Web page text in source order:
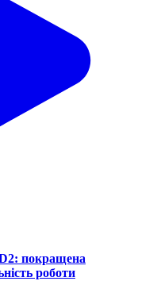
покращена
роботи